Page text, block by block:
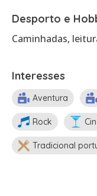
Desporto e
Caminhadas,
Interesses
Aventura
Rock
Tradicional